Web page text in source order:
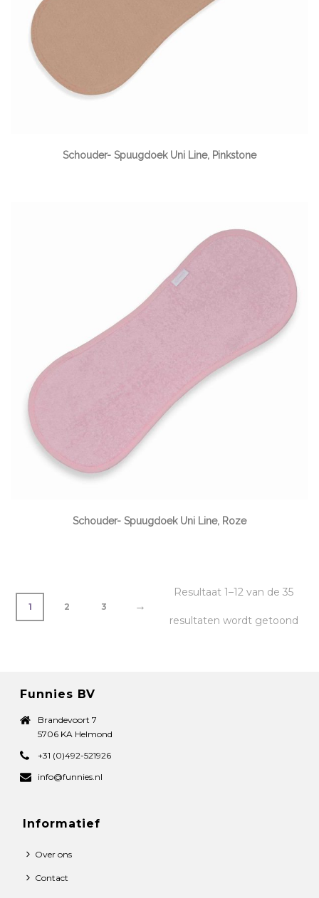
Schouder- Spuugdoek Uni Line, Pinkstone
Schouder- Spuugdoek Uni Line, Roze
1 2 3 →
Resultaat 1–12 van de 35
resultaten wordt getoond
Funnies BV
Brandevoort 7
5706 KA Helmond
+31 (0)492-521926
info@funnies.nl
Informatief
Over ons
Contact